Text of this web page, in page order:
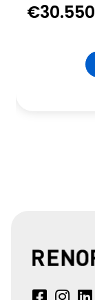
€30.550